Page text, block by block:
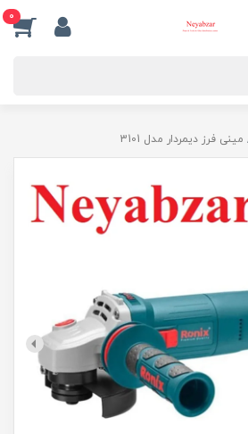
0
مینی فرز دیمردار مدل 3101